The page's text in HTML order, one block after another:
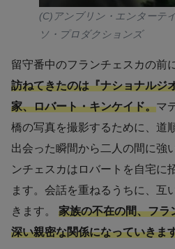
(C)アンブリン・エンターテ
ソ・プロダクションズ
留守番中のフランチェスカの前
訪ねてきたのは『ナショナルジ
家、ロバート・キンケイド。マ
橋の写真を撮影するために、道
出会った瞬間から二人の間に強
ンチェスカはロバートを自宅に
ます。会話を重ねるうちに、互
きます。 家族の不在の間、フラ
深い親密な関係になっていきま